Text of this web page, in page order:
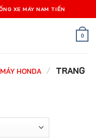
XE MÁY NAM TIẾN
0
HONDA / TRANG